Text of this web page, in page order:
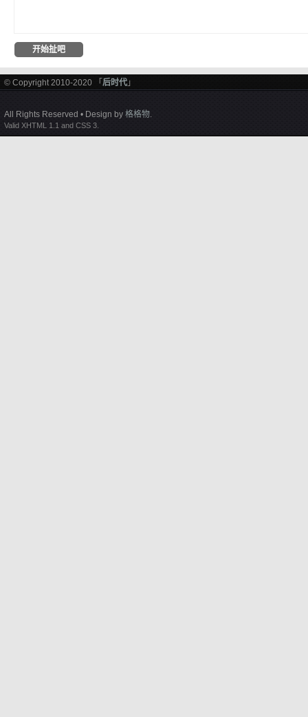
© Copyright 2010-2020 「 后时代 」
All Rights Reserved • Design by 格格物.
Valid XHTML 1.1 and CSS 3.